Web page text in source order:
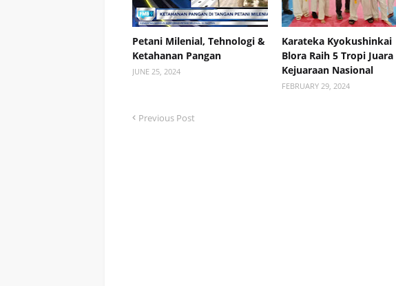
Petani Milenial, Tehnologi &
Ketahanan Pangan
JUNE 25, 2024
Karateka Kyokushinkai
Blora Raih 5 Tropi
Kejuaraan Nasional
FEBRUARY 29, 2024
Previous Post